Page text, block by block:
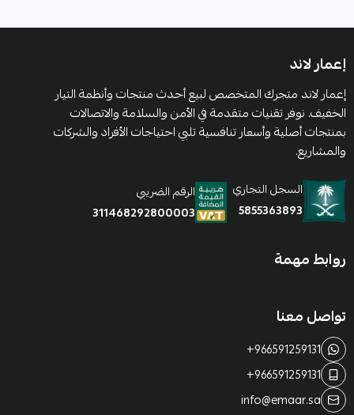
إعمار لاند
إعمار لاند متجرك المتخصص لبيع أحدث منتجات وأنظمة التيار
الخفيف. نوفر تقنيات متقدمة في الأمن والسلامة والاتصالات
بمنتجات أصلية وأسعار تنافسية تلبي احتياجات الأفراد والشركات
والمشاريع.
السجل التجاري
5855363893
الرقم الضريبي
311468292800003
روابط مهمة
تواصل معنا
+966591259131
+966591259131
info@emaar.sa